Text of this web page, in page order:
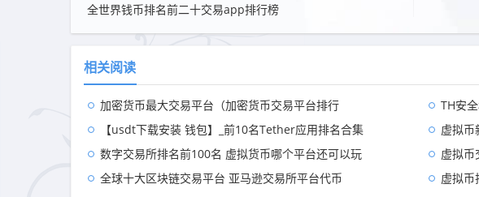
全世界钱币排名前二十交易app排行榜
相关阅读
加密货币最大交易平台（加密货币交易平台排行
TH安
【usdt下载安装 钱包】_前10名Tether应用排名合集
虚拟币
数字交易所排名前100名 虚拟货币哪个平台还可以玩
虚拟
全球十大区块链交易平台 亚马逊交易所平台代币
虚拟币